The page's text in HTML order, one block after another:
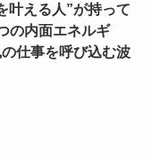
叶える人”が持って
の内面エネルギ
仕事を呼び込む波